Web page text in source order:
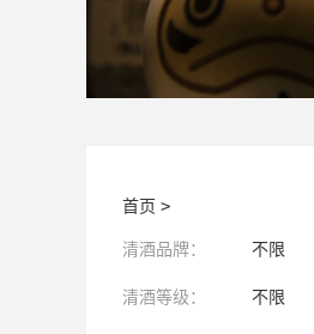
首页 >
清酒品牌： 不限
清酒等级： 不限